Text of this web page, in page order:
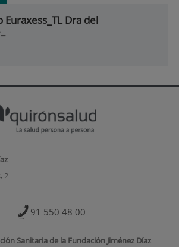
Dra del
2
91 550 48 00
Sanitaria de la Fundación Jiménez Díaz